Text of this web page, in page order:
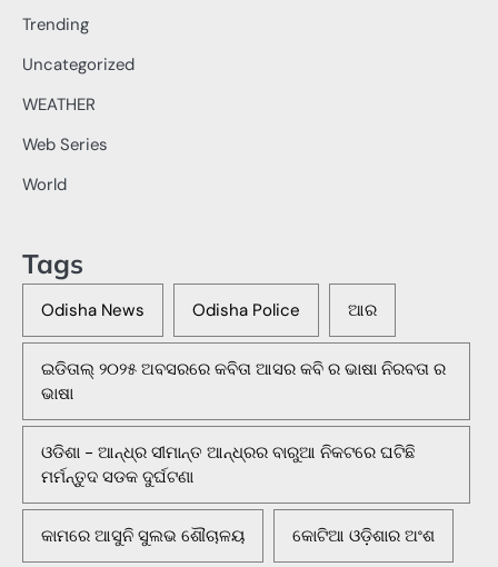
Trending
Uncategorized
WEATHER
Web Series
World
Tags
Odisha News Odisha Police ଆର
ଇଡିତାଲ୍ ୨୦୨୫ ଅବସରରେ କବିତା ଆସର କବି ର ଭାଷା ନିରବତା ର
ଭାଷା
ଓଡିଶା - ଆନ୍ଧ୍ର ସୀମାନ୍ତ ଆନ୍ଧ୍ରର ବାରୁଆ ନିକଟରେ ଘଟିଛି
ମର୍ମନ୍ତୁଦ ସଡକ ଦୁର୍ଘଟଣା
କାମରେ ଆସୁନି ସୁଲଭ ଶୌଚାଳୟ କୋଟିଆ ଓଡ଼ିଶାର ଅଂଶ